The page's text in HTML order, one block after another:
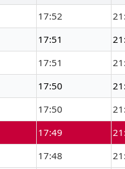
17:52
17:51
17:51
17:50
17:50
17:49
17:48